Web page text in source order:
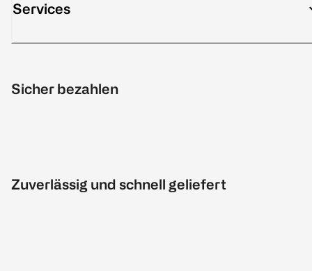
Services
Sicher bezahlen
Zuverlässig und schnell geliefert